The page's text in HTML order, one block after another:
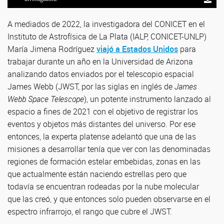
A mediados de 2022, la investigadora del CONICET en el
Instituto de Astrofísica de La Plata (IALP, CONICET-UNLP)
María Jimena Rodríguezviajó a Estados Unidos para
trabajar durante un año en la Universidad de Arizona
analizando datos enviados por el telescopio espacial
James Webb (JWST, por las siglas en inglés deJames
Webb Space Telescope), un potente instrumento lanzado al
espacio a fines de 2021 con el objetivo de registrar los
eventos y objetos más distantes del universo. Por ese
entonces, la experta platense adelantó que una de las
misiones a desarrollar tenía que ver con las denominadas
regiones de formación estelar embebidas, zonas en las
que actualmente están naciendo estrellas pero que
todavía se encuentran rodeadas por la nube molecular
que las creó, y que entonces solo pueden observarse en el
espectro infrarrojo, el rango que cubre el JWST.